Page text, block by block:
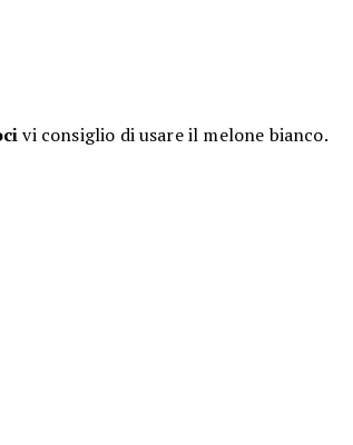
vi consiglio di usare il melone bianco.